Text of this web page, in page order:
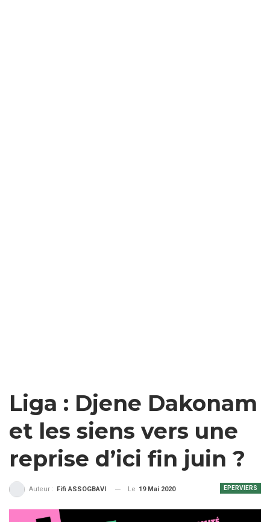
Liga : Djene Dakonam
et les siens vers une
reprise d’ici fin juin ?
EPERVIERS
Auteur : Fifi ASSOGBAVI Le 19 Mai 2020